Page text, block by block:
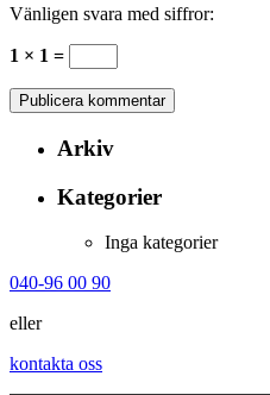
Vänligen svara med siffror:
1 × 1 =
Arkiv
Kategorier
Inga kategorier
040-96 00 90
eller
kontakta oss